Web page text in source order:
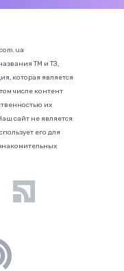
ТМ и ТЗ,
которая является
числе контент
их
сайт не является
его для